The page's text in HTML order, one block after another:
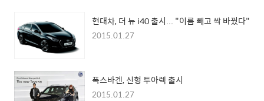
현대차, 더 뉴 i40 출시... "이름 빼고 싹 바꿨다"
2015.01.27
폭스바겐, 신형 투아렉 출시
2015.01.27